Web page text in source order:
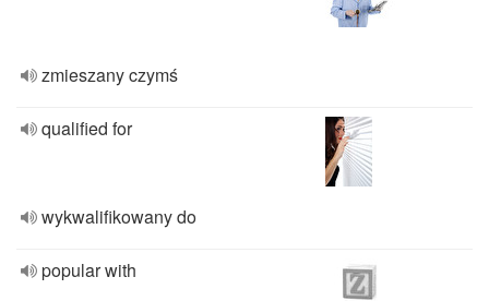
zmieszany czymś
qualified for
wykwalifikowany do
popular with